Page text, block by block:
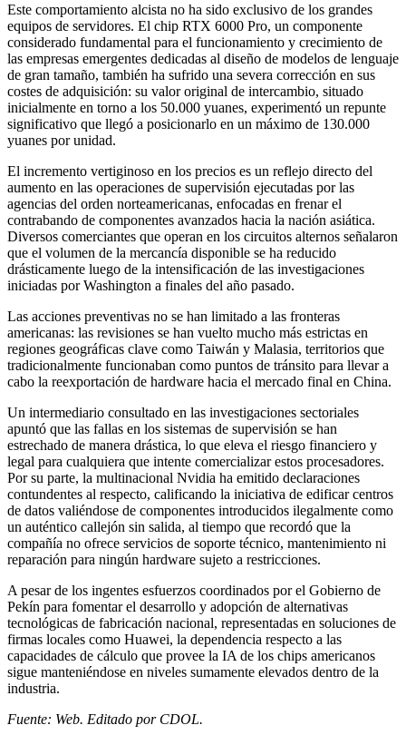
Este comportamiento alcista no ha sido exclusivo de los grandes
equipos de servidores. El chip RTX 6000 Pro, un componente
considerado fundamental para el funcionamiento y crecimiento de
las empresas emergentes dedicadas al diseño de modelos de lenguaje
de gran tamaño, también ha sufrido una severa corrección en sus
costes de adquisición: su valor original de intercambio, situado
inicialmente en torno a los 50.000 yuanes, experimentó un repunte
significativo que llegó a posicionarlo en un máximo de 130.000
yuanes por unidad.
El incremento vertiginoso en los precios es un reflejo directo del
aumento en las operaciones de supervisión ejecutadas por las
agencias del orden norteamericanas, enfocadas en frenar el
contrabando de componentes avanzados hacia la nación asiática.
Diversos comerciantes que operan en los circuitos alternos señalaron
que el volumen de la mercancía disponible se ha reducido
drásticamente luego de la intensificación de las investigaciones
iniciadas por Washington a finales del año pasado.
Las acciones preventivas no se han limitado a las fronteras
americanas: las revisiones se han vuelto mucho más estrictas en
regiones geográficas clave como Taiwán y Malasia, territorios que
tradicionalmente funcionaban como puntos de tránsito para llevar a
cabo la reexportación de hardware hacia el mercado final en China.
Un intermediario consultado en las investigaciones sectoriales
apuntó que las fallas en los sistemas de supervisión se han
estrechado de manera drástica, lo que eleva el riesgo financiero y
legal para cualquiera que intente comercializar estos procesadores.
Por su parte, la multinacional Nvidia ha emitido declaraciones
contundentes al respecto, calificando la iniciativa de edificar centros
de datos valiéndose de componentes introducidos ilegalmente como
un auténtico callejón sin salida, al tiempo que recordó que la
compañía no ofrece servicios de soporte técnico, mantenimiento ni
reparación para ningún hardware sujeto a restricciones.
A pesar de los ingentes esfuerzos coordinados por el Gobierno de
Pekín para fomentar el desarrollo y adopción de alternativas
tecnológicas de fabricación nacional, representadas en soluciones de
firmas locales como Huawei, la dependencia respecto a las
capacidades de cálculo que provee la IA de los chips americanos
sigue manteniéndose en niveles sumamente elevados dentro de la
industria.
Fuente: Web. Editado por CDOL.